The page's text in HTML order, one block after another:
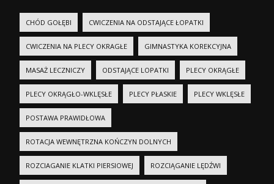
CHÓD GOŁĘBI CWICZENIA NA ODSTAJĄCE ŁOPATKI
CWICZENIA NA PLECY OKRAGŁE GIMNASTYKA KOREKCYJNA
MASAŻ LECZNICZY ODSTAJĄCE LOPATKI PLECY OKRĄGŁE
PLECY OKRĄGŁO-WKLĘSŁE PLECY PŁASKIE PLECY WKLĘSŁE
POSTAWA PRAWIDŁOWA
ROTACJA WEWNĘTRZNA KOŃCZYN DOLNYCH
ROZCIAGANIE KLATKI PIERSIOWEJ ROZCIĄGANIE LĘDŹWI